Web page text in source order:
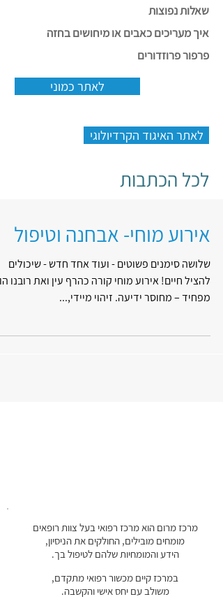
שאלות נפוצות
איך מעריכים כאבים או מיחושים בחזה
פרפור פרוזדורים
לאתר כמוני
לאתר האיגוד הקרדיולוגי
לכל הכתבות
אירוע מוחי- אבחנה וטיפול
שלושה סימנים פשוטים - ועוד אחד חדש - שיכולים
להציל חיים! אירוע מוחי קורה כהרף עין ואת רובנו
מפחיד – מחוסר ידיעה. זיהוי מיידי,...
מרכז מרום הוא מרכז רפואי בעל צוות רופאים
מומחים מובילים, החולקים את הניסיון,
הידע והמומחיות שלהם לטיפול בך.
במרכז קיים מכשור רפואי מתקדם,
משולב עם יחס אישי והקשבה.